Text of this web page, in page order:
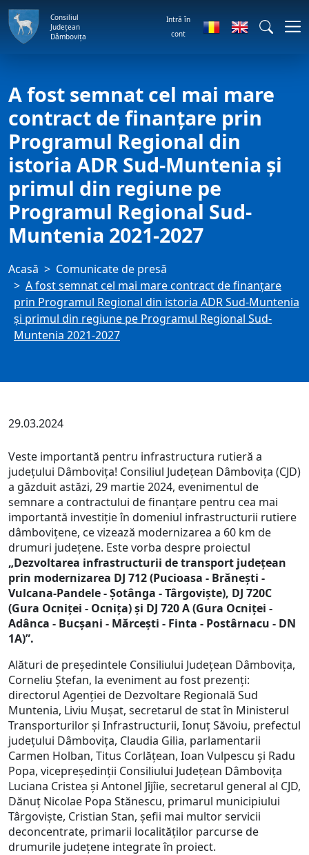
Consiliul
Județean
Dâmbovița
Intră în
cont
A fost semnat cel mai mare
contract de finanțare prin
Programul Regional din
istoria ADR Sud-Muntenia și
primul din regiune pe
Programul Regional Sud-
Muntenia 2021-2027
Acasă
Comunicate de presă
A fost semnat cel mai mare contract de finanțare
prin Programul Regional din istoria ADR Sud-Muntenia
și primul din regiune pe Programul Regional Sud-
Muntenia 2021-2027
29.03.2024
Veste importantă pentru infrastructura rutieră a
județului Dâmbovița! Consiliul Județean Dâmbovița (CJD)
a găzduit astăzi, 29 martie 2024, evenimentul de
semnare a contractului de finanțare pentru cea mai
importantă investiție în domeniul infrastructurii rutiere
dâmbovițene, ce vizează modernizarea a 60 km de
drumuri județene. Este vorba despre proiectul
„Dezvoltarea infrastructurii de transport județean
prin modernizarea DJ 712 (Pucioasa - Brănești -
Vulcana-Pandele - Șotânga - Târgoviște), DJ 720C
(Gura Ocniței - Ocnița) și DJ 720 A (Gura Ocniței -
Adânca - Bucșani - Mărcești - Finta - Postârnacu - DN
1A)”.
Alături de președintele Consiliului Județean Dâmbovița,
Corneliu Ștefan, la eveniment au fost prezenți:
directorul Agenției de Dezvoltare Regională Sud
Muntenia, Liviu Mușat, secretarul de stat în Ministerul
Transporturilor și Infrastructurii, Ionuț Săvoiu, prefectul
județului Dâmbovița, Claudia Gilia, parlamentarii
Carmen Holban, Titus Corlățean, Ioan Vulpescu și Radu
Popa, vicepreședinții Consiliului Județean Dâmbovița
Luciana Cristea și Antonel Jîjîie, secretarul general al CJD,
Dănuț Nicolae Popa Stănescu, primarul municipiului
Târgoviște, Cristian Stan, șefii mai multor servicii
deconcentrate, primarii localităților parcurse de
drumurile județene integrate în proiect.